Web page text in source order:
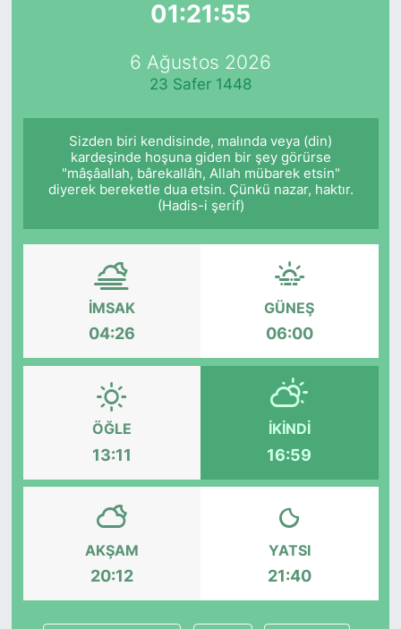
01:21:55
6 Ağustos 2026
23 Safer 1448
Sizden biri kendisinde, malında veya (din)
kardeşinde hoşuna giden bir şey görürse
"mâşâallah, bârekallâh, Allah mübarek etsin"
diyerek bereketle dua etsin. Çünkü nazar, haktır.
(Hadis-i şerif)
İMSAK
04:26
GÜNEŞ
06:00
ÖĞLE
13:11
İKINDI
16:59
AKŞAM
20:12
YATSI
21:40
Spor
ŞİRKET HABERLERİ
SAVUNMA SANAYİ
FUAR HABERLERİ
FUAR TAKVİMİ
Amerika Fuarları
FUAR RAPORU
FESTİVAL TAKVİMİ
KONGRE TAKVİMİ
BİYOGRAFİLER